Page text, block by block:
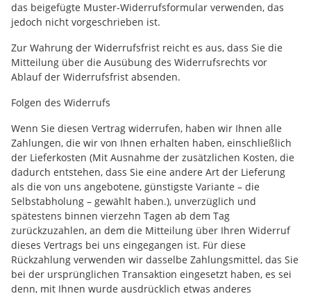
das beigefügte Muster-Widerrufsformular verwenden, das
jedoch nicht vorgeschrieben ist.
Zur Wahrung der Widerrufsfrist reicht es aus, dass Sie die
Mitteilung über die Ausübung des Widerrufsrechts vor
Ablauf der Widerrufsfrist absenden.
Folgen des Widerrufs
Wenn Sie diesen Vertrag widerrufen, haben wir Ihnen alle
Zahlungen, die wir von Ihnen erhalten haben, einschließlich
der Lieferkosten (Mit Ausnahme der zusätzlichen Kosten, die
dadurch entstehen, dass Sie eine andere Art der Lieferung
als die von uns angebotene, günstigste Variante – die
Selbstabholung – gewählt haben.), unverzüglich und
spätestens binnen vierzehn Tagen ab dem Tag
zurückzuzahlen, an dem die Mitteilung über Ihren Widerruf
dieses Vertrags bei uns eingegangen ist. Für diese
Rückzahlung verwenden wir dasselbe Zahlungsmittel, das Sie
bei der ursprünglichen Transaktion eingesetzt haben, es sei
denn, mit Ihnen wurde ausdrücklich etwas anderes